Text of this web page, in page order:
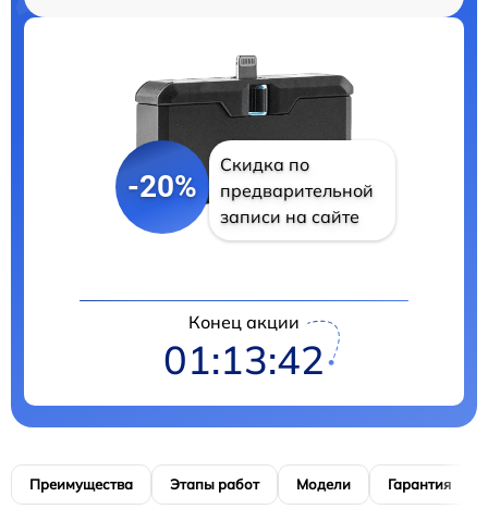
-20%
Скидка по
предварительной
записи на сайте
Конец акции
01:13:41
Преимущества Этапы работ Модели Гарантия